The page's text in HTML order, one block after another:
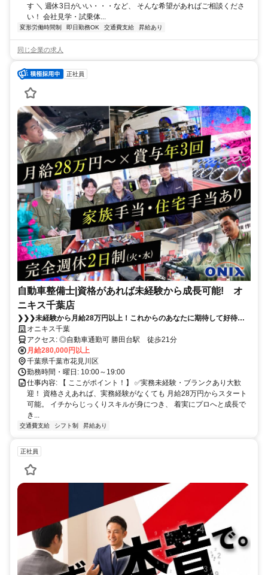
す ＼ 週休3日がいい・・・など、 そんな希望があればご相談くださ
い！ 会社見学・試乗体...
変形労働時間制 即日勤務OK 交通費支給 昇給あり
同じ企業の求人
正社員
自動車整備士|資格があれば未経験から成長可能! オ
ニキス千葉店
❯❯❯未経験から月給28万円以上！これからのあなたに期待して好待遇
でお迎えします⚡【賞与年3回】【昇給年1回】【家族・住宅手当あり】
【完全週休2日制（火曜＋水曜）】国産・輸入車、幅広い車種に対応◎
将来が描ける環境で、一生モノのスキルを身につけませんか？
オニキス千葉
アクセス: ◎自動車通勤可 勝田台駅 徒歩21分
月給280,000円以上
千葉県千葉市花見川区
勤務時間・曜日: 10:00～19:00
仕事内容: 【 ここがポイント！】 ✅実務未経験・ブランクあり大歓
迎！ 資格さえあれば、実務経験がなくても 月給28万円からスタート
可能。 イチからじっくりスキルが身につき、 着実にプロへと成長で
き...
交通費支給 シフト制 昇給あり
正社員